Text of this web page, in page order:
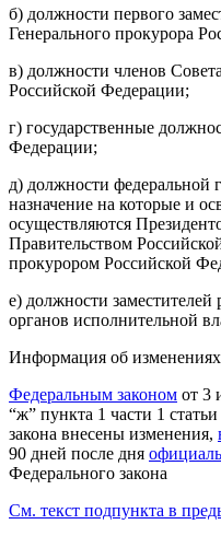
б) должности первого
Генерального прокурора
в) должности членов
Российской Федерации;
г) государственные
Федерации;
д) должности федеральной
назначение на которые и
осуществляются
Правительством
прокурором Российской
е) должности
органов исполнительной
Информация об
Федеральным законом от 3
“ж” пункта 1 части 1
закона внесены изменения,
90 дней после дня
Федерального закона
См. текст подпункта в